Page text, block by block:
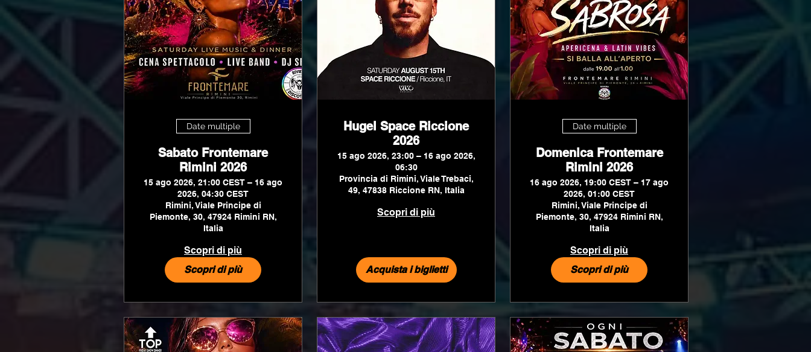
Date multiple
Sabato Frontemare
Rimini 2026
15 ago 2026, 21:00 CEST – 16 ago
2026, 04:30 CEST
Rimini, Viale Principe di
Piemonte, 30, 47924 Rimini RN,
Italia
Scopri di più
Scopri di più
Hugel Space Riccione
2026
15 ago 2026, 23:00 – 16 ago 2026,
06:30
Provincia di Rimini, Viale Trebaci,
49, 47838 Riccione RN, Italia
Scopri di più
Acquista i biglietti
Date multiple
Domenica Frontemare
Rimini 2026
16 ago 2026, 19:00 CEST – 17 ago
2026, 01:00 CEST
Rimini, Viale Principe di
Piemonte, 30, 47924 Rimini RN,
Italia
Scopri di più
Scopri di più